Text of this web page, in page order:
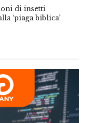
di insetti
‘piaga biblica’